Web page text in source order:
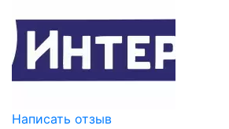
Написать отзыв